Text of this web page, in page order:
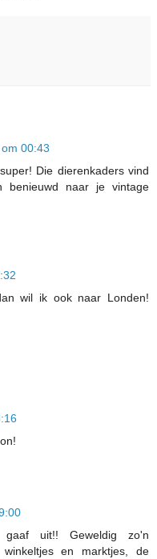
00:43
Die dierenkaders vind
benieuwd naar je vintage
wil ik ook naar Londen!
uit!! Geweldig zo'n
en marktjes, de